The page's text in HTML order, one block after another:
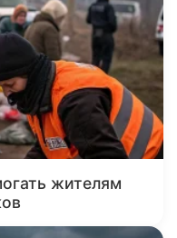
жителям